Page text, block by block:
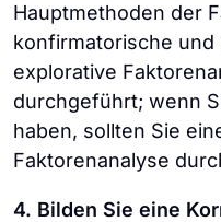
Hauptmethoden der
konfirmatorische und
explorative
durchgeführt; wenn
haben, sollten Sie
Faktorenanalyse
4. Bilden Sie eine